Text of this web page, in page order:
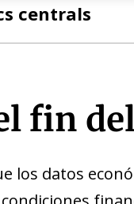
centrals
fin del
los datos